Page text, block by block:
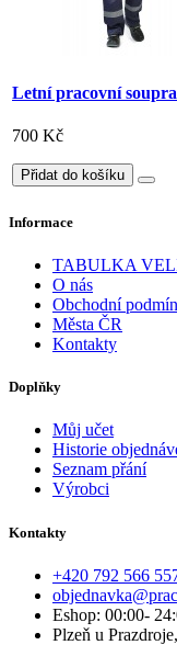
Letní pracovní
700 Kč
Přidat do košíku
Informace
TABULKA
O nás
Obchodní
Města ČR
Kontakty
Doplňky
Můj učet
Historie
Seznam přání
Výrobci
Kontakty
+420 792 566
Eshop: 00:00-
Plzeň u